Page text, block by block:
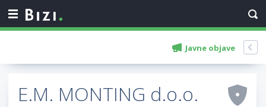
Javne objave
E.M. MONTING d.o.o.